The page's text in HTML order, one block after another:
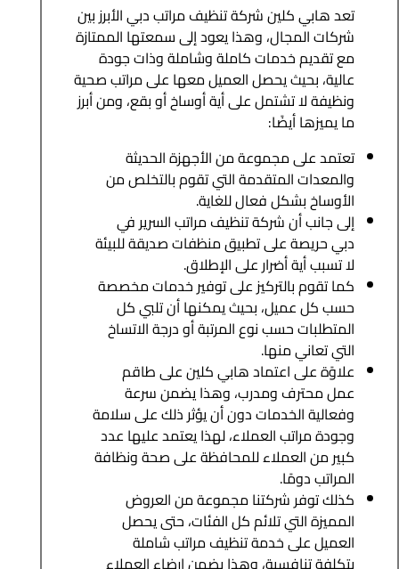
تعد هابي كلين شركة تنظيف مراتب دبي الأبرز بين
شركات المجال، وهذا يعود إلى سمعتها الممتازة
مع تقديم خدمات كاملة وشاملة وذات جودة
عالية، بحيث يحصل العميل معها على مراتب صحية
ونظيفة لا تشتمل على أية أوساخ أو بقع، ومن أبرز
ما يميزها أيضًا:
تعتمد على مجموعة من الأجهزة الحديثة
والمعدات المتقدمة التي تقوم بالتخلص من
الأوساخ بشكل فعال للغاية.
إلى جانب أن شركة تنظيف مراتب السرير في
دبي حريصة على تطبيق منظفات صديقة للبيئة
لا تسبب أية أضرار على الإطلاق.
كما تقوم بالتركيز على توفير خدمات مخصصة
حسب كل عميل، بحيث يمكنها أن تلبي كل
المتطلبات حسب نوع المرتبة أو درجة الاتساخ
التي تعاني منها.
علاوًة على اعتماد هابي كلين على طاقم
عمل محترف ومدرب، وهذا يضمن سرعة
وفعالية الخدمات دون أن يؤثر ذلك على سلامة
وجودة مراتب العملاء، لهذا يعتمد عليها عدد
كبير من العملاء للمحافظة على صحة ونظافة
المراتب دومًا.
كذلك توفر شركتنا مجموعة من العروض
المميزة التي تلائم كل الفئات، حتى يحصل
العميل على خدمة تنظيف مراتب شاملة
بتكلفة تنافسية، وهذا يضمن إرضاء العملاء